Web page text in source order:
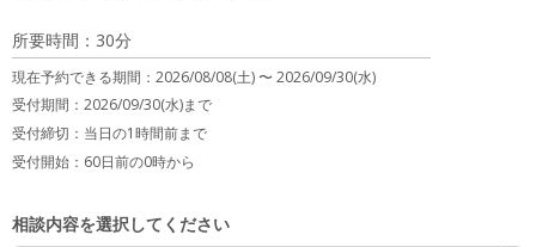
所要時間：30分
現在予約できる期間： 2026/08/08(土) 〜2026/09/30(水)
受付期間：2026/09/30(水)まで
受付締切： 当日の1時間前まで
受付開始： 60日前の0時から
相談内容を選択してください